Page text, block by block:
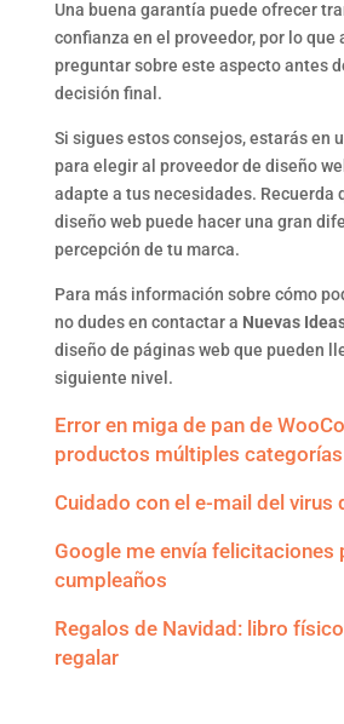
Una buena garantía puede ofrecer
confianza en el proveedor, por lo que
preguntar sobre este aspecto antes
decisión final.
Si sigues estos consejos, estarás en
para elegir al proveedor de diseño
adapte a tus necesidades. Recuerda
diseño web puede hacer una gran
percepción de tu marca.
Para más información sobre cómo
no dudes en contactar a Nuevas
diseño de páginas web que pueden
siguiente nivel.
Error en miga de pan de
productos múltiples categorías
Cuidado con el e-mail del virus
Google me envía felicitaciones
cumpleaños
Regalos de Navidad: libro
regalar